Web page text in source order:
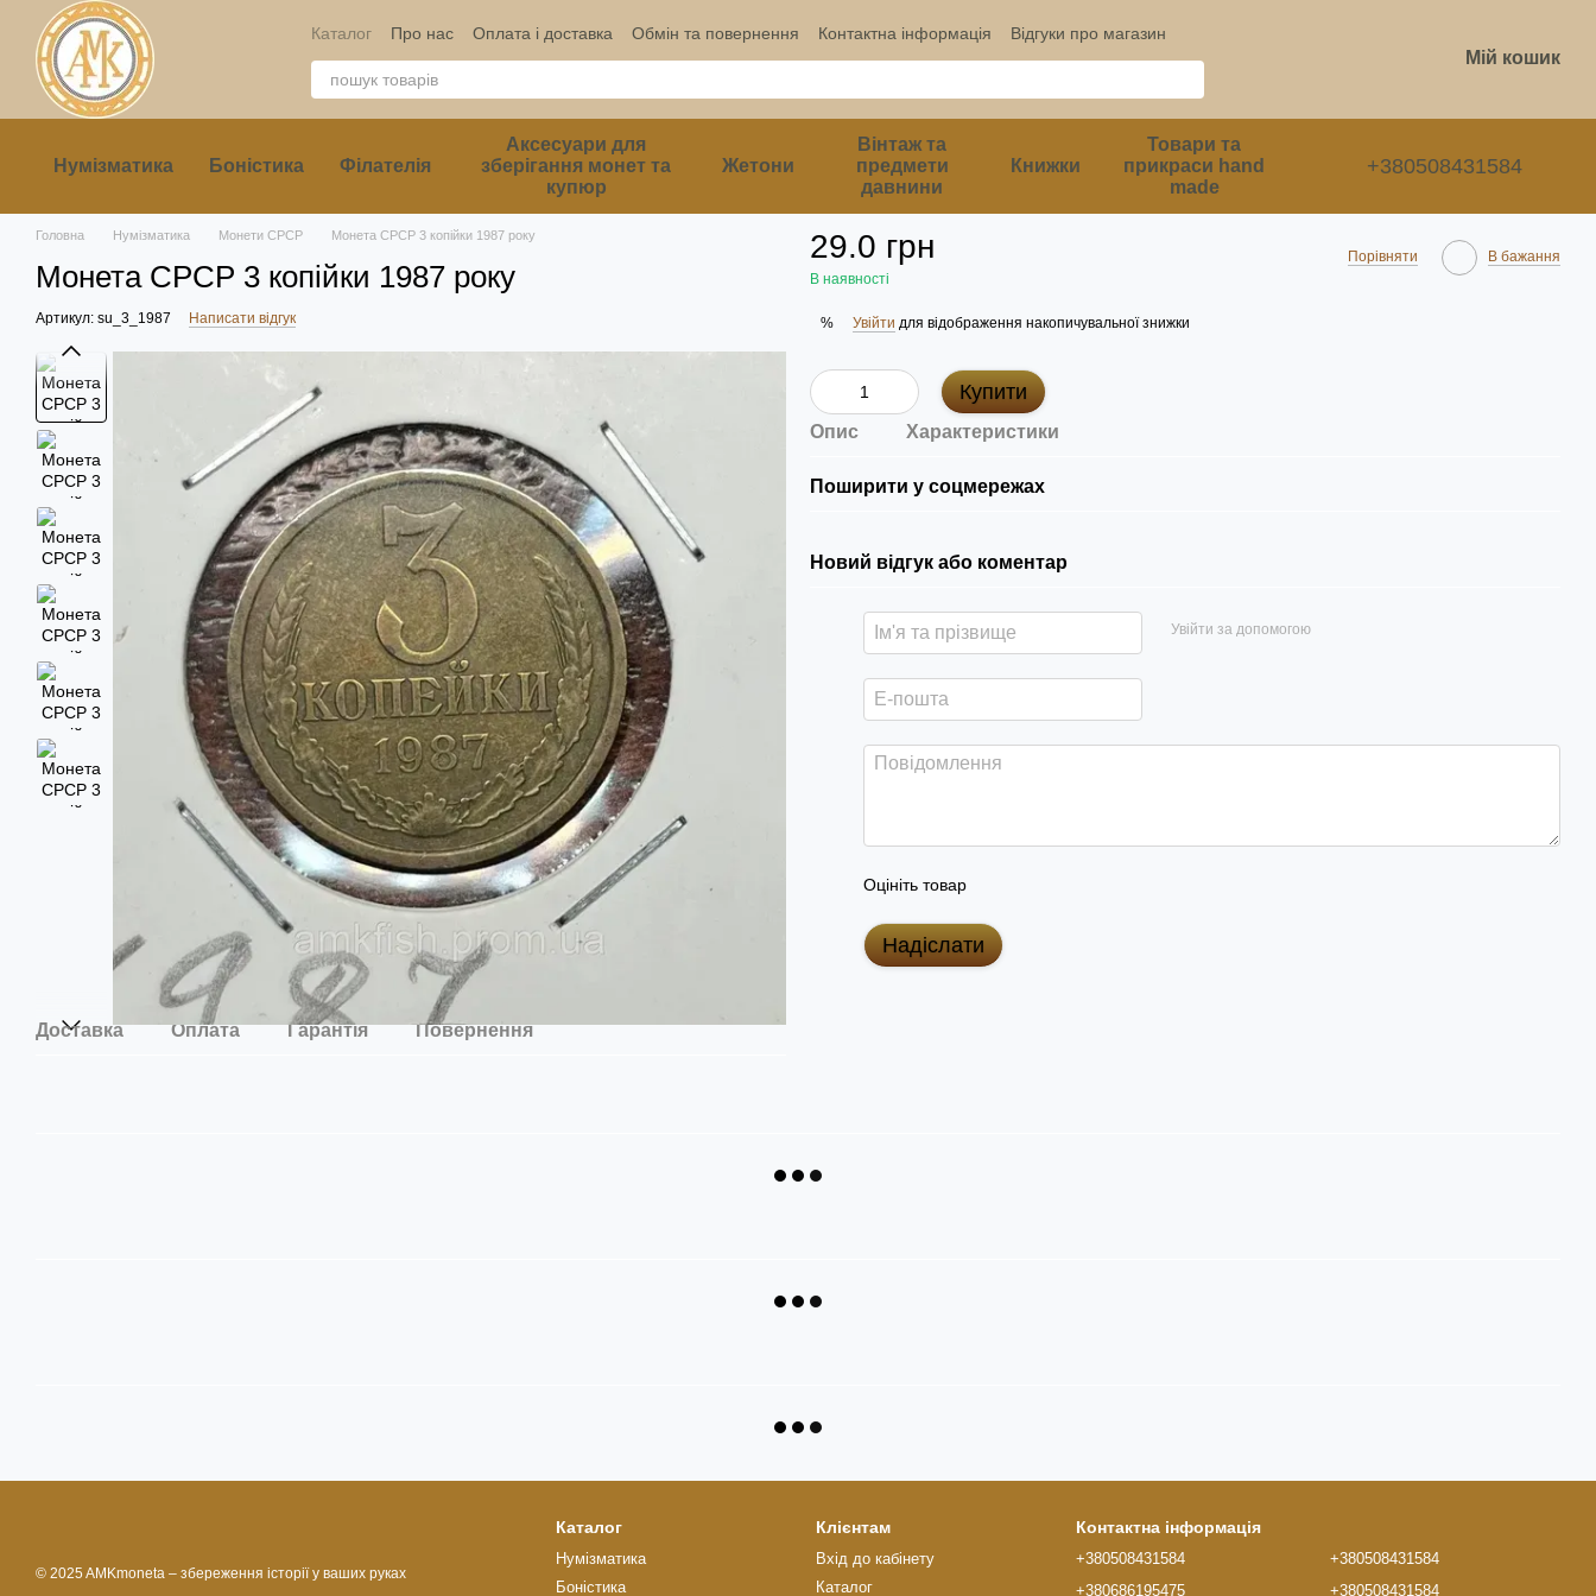
Перейти до основного контенту
Каталог Про нас Оплата і доставка Обмін та повернення Контактна інформація Відгуки про магазин
Мій кошик
Нумізматика Боністика Філателія
Аксесуари для
зберігання монет та
купюр
Жетони
Вінтаж та
предмети
давнини
Книжки
Товари та
прикраси hand
made
+380508431584
Головна Нумізматика Монети СРСР Монета СРСР 3 копійки 1987 року
Монета СРСР 3 копійки 1987 року
Артикул: su_3_1987 Написати відгук
Доставка Оплата Гарантія Повернення
29.0 грн
В наявності
Порівняти В бажання
% Увійти для відображення накопичувальної знижки
Купити
Опис Характеристики
Поширити у соцмережах
Новий відгук або коментар
Увійти за допомогою
Оцініть товар
Надіслати
© 2025 AMKmoneta – збереження історії у ваших руках
Каталог
Нумізматика
Боністика
Клієнтам
Вхід до кабінету
Каталог
Контактна інформація
+380508431584
+380686195475
+380508431584
+380508431584